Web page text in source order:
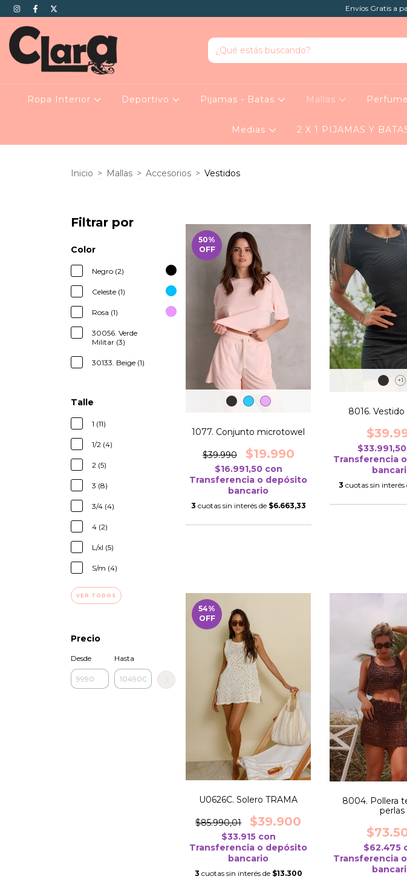
Envíos Gratis a
Ropa Interior Deportivo Pijamas - Batas Mallas
Medias 2 X 1 PIJAMAS Y
Inicio > Mallas > Accesorios > Vestidos
Filtrar por
Color
Negro (2)
Celeste (1)
Rosa (1)
30056. Verde
Militar (3)
30133. Beige (1)
Talle
1 (11)
1/2 (4)
2 (5)
3 (8)
3/4 (4)
4 (2)
L/xl (5)
S/m (4)
VER TODOS
Precio
Desde Hasta
50%
OFF
1077. Conjunto microtowel
$39.990 $19.990
$16.991,50 con
Transferencia o depósito
bancario
3 cuotas sin interés de $6.663,33
+1
8016.
$33.991,50
Transferencia
3 cuotas sin interés
54%
OFF
U0626C. Solero TRAMA
$85.990,01 $39.900
$33.915 con
Transferencia o depósito
bancario
3 cuotas sin interés de $13.300
8004. Pollera
perlas
$62.475
Transferencia